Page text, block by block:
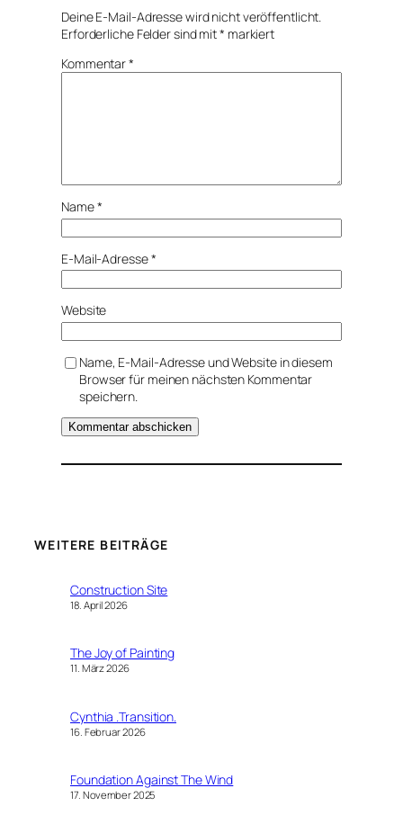
Deine E-Mail-Adresse wird nicht veröffentlicht.
Erforderliche Felder sind mit* markiert
Kommentar*
Name*
E-Mail-Adresse*
Website
Name, E-Mail-Adresse und Website in diesem
Browser für meinen nächsten Kommentar
speichern.
WEITERE BEITRÄGE
Construction Site
18. April 2026
The Joy of Painting
11. März 2026
Cynthia .Transition.
16. Februar 2026
Foundation Against The Wind
17. November 2025